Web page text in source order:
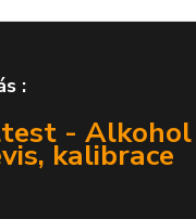
:
-
kalibrace